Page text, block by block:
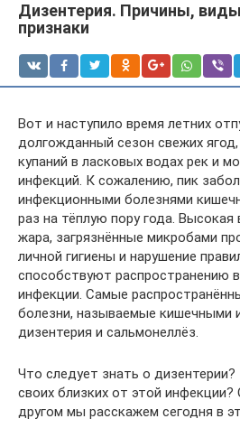
Дизентерия. Причины,
признаки
Вот и наступило время летних
долгожданный сезон свежих
купаний в ласковых водах рек и
инфекций. К сожалению, пик
инфекционными болезнями
раз на тёплую пору года. Высокая
жара, загрязнённые микробами
личной гигиены и нарушение
способствуют распространению
инфекции. Самые
болезни, называемые кишечными
дизентерия и сальмонеллёз.
Что следует знать о дизентерии?
своих близких от этой
другом мы расскажем сегодня в